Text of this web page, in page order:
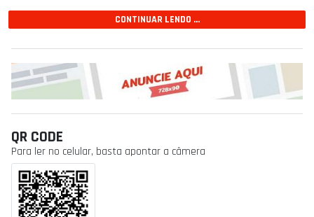
CONTINUAR LENDO ...
QR CODE
Para ler no celular, basta apontar a câmera